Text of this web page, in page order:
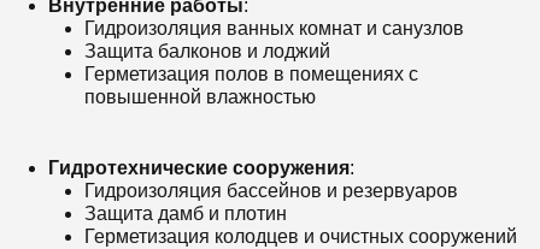
Внутренние работы:
Гидроизоляция ванных комнат и санузлов
Защита балконов и лоджий
Герметизация полов в помещениях с
повышенной влажностью
Гидротехнические сооружения:
Гидроизоляция бассейнов и резервуаров
Защита дамб и плотин
Герметизация колодцев и очистных сооружений